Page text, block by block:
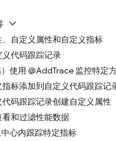
、自定义属性和自定义指标
义代码跟踪记录
）使用 @AddTrace 监控特定
标添加到自定义代码跟踪记
代码跟踪记录创建自定义属性
看和过滤性能数据
心内跟踪特定指标